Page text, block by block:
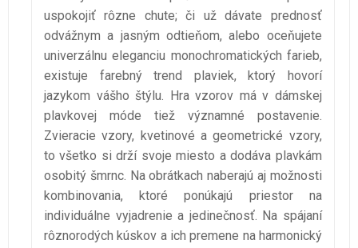
uspokojiť rôzne chute; či už dávate prednosť
odvážnym a jasným odtieňom, alebo oceňujete
univerzálnu eleganciu monochromatických farieb,
existuje farebný trend plaviek, ktorý hovorí
jazykom vášho štýlu. Hra vzorov má v dámskej
plavkovej móde tiež významné postavenie.
Zvieracie vzory, kvetinové a geometrické vzory,
to všetko si drží svoje miesto a dodáva plavkám
osobitý šmrnc. Na obrátkach naberajú aj možnosti
kombinovania, ktoré ponúkajú priestor na
individuálne vyjadrenie a jedinečnosť. Na spájaní
rôznorodých kúskov a ich premene na harmonický